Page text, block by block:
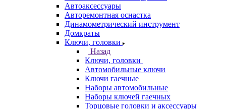
Автоаксессуары
Авторемонтная оснастка
Динамометрический инструмент
Домкраты
Ключи, головки
Назад
Ключи, головки
Автомобильные ключи
Ключи гаечные
Наборы автомобильные
Наборы ключей гаечных
Торцовые головки и аксессуары